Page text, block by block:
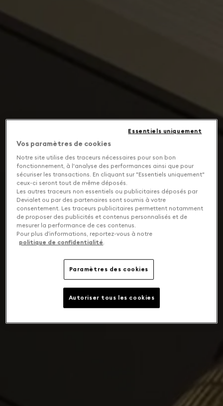
Vos paramètres de cookies
Notre site utilise des traceurs nécessaires pour son bon
fonctionnement, à l'analyse des performances ainsi que pour
sécuriser les transactions. En cliquant sur "Essentiels uniquement"
ceux-ci seront tout de même déposés.
Les autres traceurs non essentiels ou publicitaires déposés par
Devialet ou par des partenaires sont soumis à votre
consentement. Les traceurs publicitaires permettent notamment
de proposer des publicités et contenus personnalisés et de
mesurer la performance de ces contenus.
Pour plus d’informations, reportez-vous à notre
politique de confidentialité.
Paramètres des cookies
Essentiels uniquement
Autoriser tous les cookies